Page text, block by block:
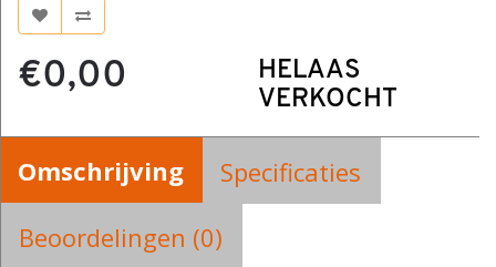
€0,00
HELAAS
VERKOCHT
Omschrijving
Specificaties
Beoordelingen (0)